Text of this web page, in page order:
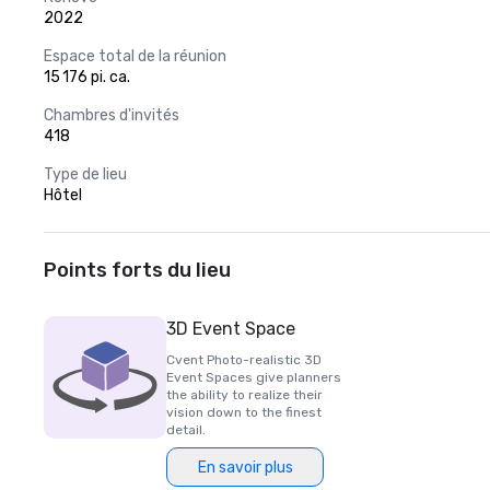
2022
Espace total de la réunion
15 176 pi. ca.
Chambres d'invités
418
Type de lieu
Hôtel
Points forts du lieu
3D Event Space
Cvent Photo-realistic 3D
Event Spaces give planners
the ability to realize their
vision down to the finest
detail.
En savoir plus